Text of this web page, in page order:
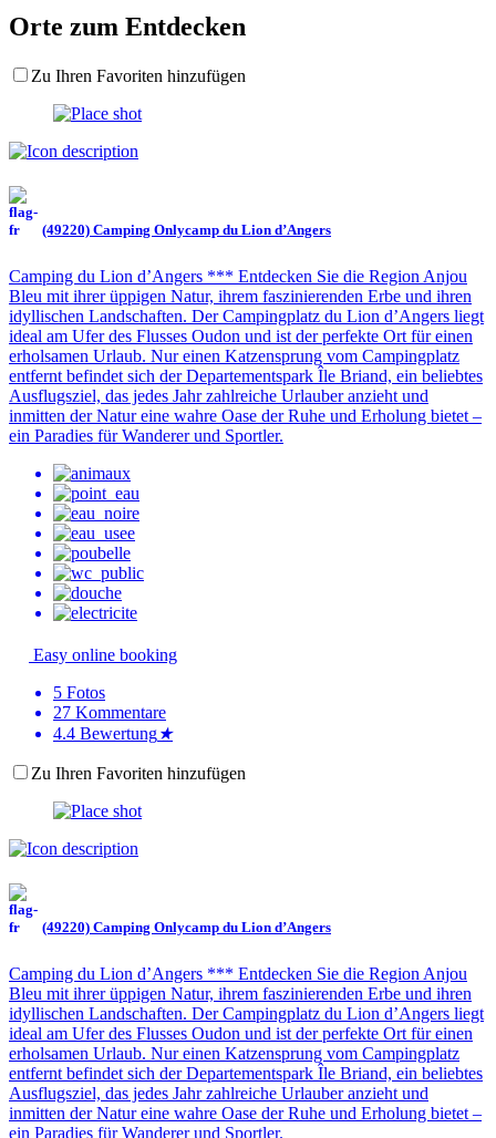
Orte zum Entdecken
Zu Ihren Favoriten hinzufügen
(49220) Camping Onlycamp du Lion d’Angers
Camping du Lion d’Angers *** Entdecken Sie die Region Anjou
Bleu mit ihrer üppigen Natur, ihrem faszinierenden Erbe und ihren
idyllischen Landschaften. Der Campingplatz du Lion d’Angers liegt
ideal am Ufer des Flusses Oudon und ist der perfekte Ort für einen
erholsamen Urlaub. Nur einen Katzensprung vom Campingplatz
entfernt befindet sich der Departementspark Île Briand, ein beliebtes
Ausflugsziel, das jedes Jahr zahlreiche Urlauber anzieht und
inmitten der Natur eine wahre Oase der Ruhe und Erholung bietet –
ein Paradies für Wanderer und Sportler.
Easy online booking
5 Fotos
27 Kommentare
4.4 Bewertung★
Zu Ihren Favoriten hinzufügen
(49220) Camping Onlycamp du Lion d’Angers
Camping du Lion d’Angers *** Entdecken Sie die Region Anjou
Bleu mit ihrer üppigen Natur, ihrem faszinierenden Erbe und ihren
idyllischen Landschaften. Der Campingplatz du Lion d’Angers liegt
ideal am Ufer des Flusses Oudon und ist der perfekte Ort für einen
erholsamen Urlaub. Nur einen Katzensprung vom Campingplatz
entfernt befindet sich der Departementspark Île Briand, ein beliebtes
Ausflugsziel, das jedes Jahr zahlreiche Urlauber anzieht und
inmitten der Natur eine wahre Oase der Ruhe und Erholung bietet –
ein Paradies für Wanderer und Sportler.